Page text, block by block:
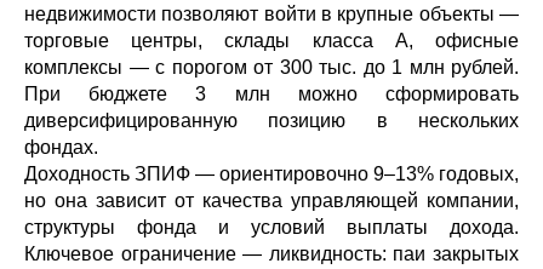
недвижимости позволяют войти в крупные объекты —
торговые центры, склады класса A, офисные
комплексы — с порогом от 300 тыс. до 1 млн рублей.
При бюджете 3 млн можно сформировать
диверсифицированную позицию в нескольких
фондах.
Доходность ЗПИФ — ориентировочно 9–13% годовых,
но она зависит от качества управляющей компании,
структуры фонда и условий выплаты дохода.
Ключевое ограничение — ликвидность: паи закрытых